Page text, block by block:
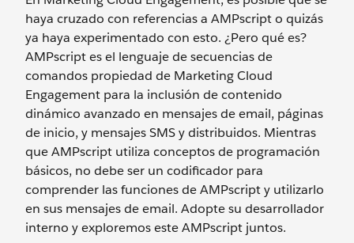
haya cruzado con referencias a AMPscript o quizás
ya haya experimentado con esto. ¿Pero qué es?
AMPscript es el lenguaje de secuencias de
comandos propiedad de Marketing Cloud
Engagement para la inclusión de contenido
dinámico avanzado en mensajes de email, páginas
de inicio, y mensajes SMS y distribuidos. Mientras
que AMPscript utiliza conceptos de programación
básicos, no debe ser un codificador para
comprender las funciones de AMPscript y utilizarlo
en sus mensajes de email. Adopte su desarrollador
interno y exploremos este AMPscript juntos.